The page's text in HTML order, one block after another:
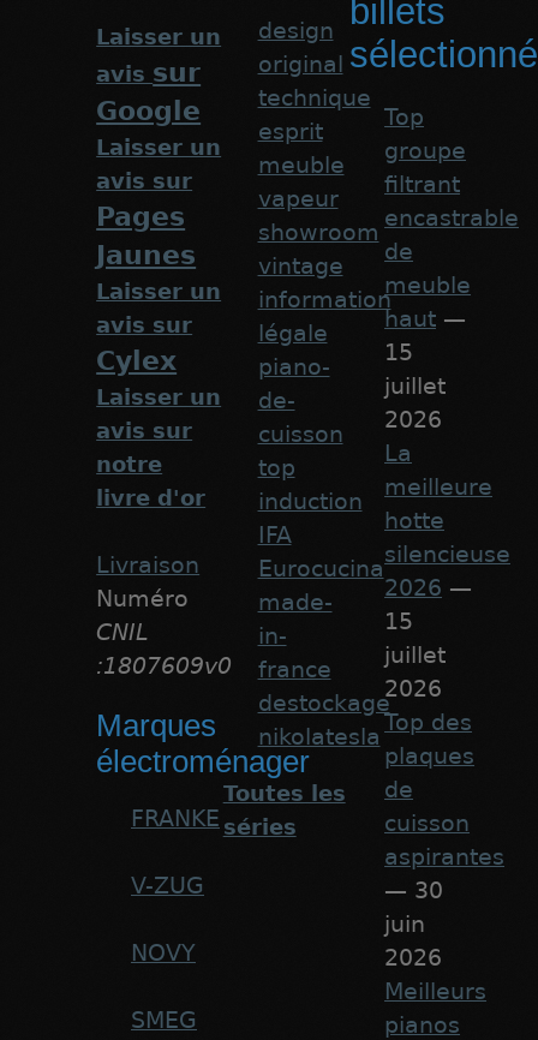
Laisser un
avis sur
Google
Laisser un
avis sur
Pages
Jaunes
Laisser un
avis sur
Cylex
Laisser un
avis sur
notre
livre d'or
Livraison
Numéro
CNIL
:1807609v0
Marques
électroménager
FRANKE
V-ZUG
NOVY
SMEG
design
original
technique
esprit
meuble
vapeur
showroom
vintage
information
légale
piano-
de-
cuisson
top
induction
IFA
Eurocucina
made-
in-
france
destockage
nikolatesla
Toutes les
séries
billets
Top
groupe
filtrant
encastrable
de
meuble
haut —
15
juillet
2026
La
meilleure
hotte
silencieuse
2026 —
15
juillet
2026
Top des
plaques
de
cuisson
aspirantes
— 30
juin
2026
Meilleurs
pianos